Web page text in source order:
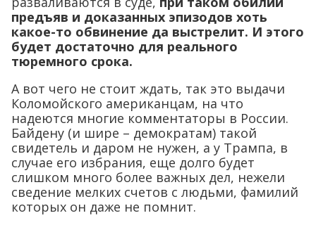
предъяв и доказанных эпизодов хоть
какое-то обвинение да выстрелит. И этого
будет достаточно для реального
тюремного срока.
А вот чего не стоит ждать, так это выдачи
Коломойского американцам, на что
надеются многие комментаторы в России.
Байдену (и шире – демократам) такой
свидетель и даром не нужен, а у Трампа, в
случае его избрания, еще долго будет
слишком много более важных дел, нежели
сведение мелких счетов с людьми, фамилий
которых он даже не помнит.